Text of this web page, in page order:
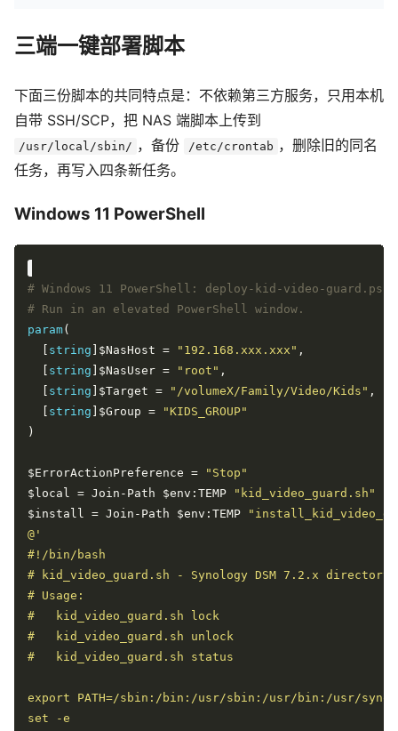
三端一键部署脚本
下面三份脚本的共同特点是：不依赖第三方服务，只用本机
自带 SSH/SCP，把 NAS 端脚本上传到
/usr/local/sbin/ ，备份 /etc/crontab ，删除旧的同名
任务，再写入四条新任务。
Windows 11 PowerShell
# Windows 11 PowerShell: deploy-kid-video-guard.ps1
# Run in an elevated PowerShell window.
param
string ]$NasHost = "192.168.xxx.xxx"
string ]$NasUser = "root"
string ]$Target = "/volumeX/Family/Video/Kids"
string ]$Group =
"KIDS_GROUP"
$ErrorActionPreference =
"Stop"
$local = Join-Path $env:TEMP
"kid_video_guard.sh"
$install = Join-Path $env:TEMP